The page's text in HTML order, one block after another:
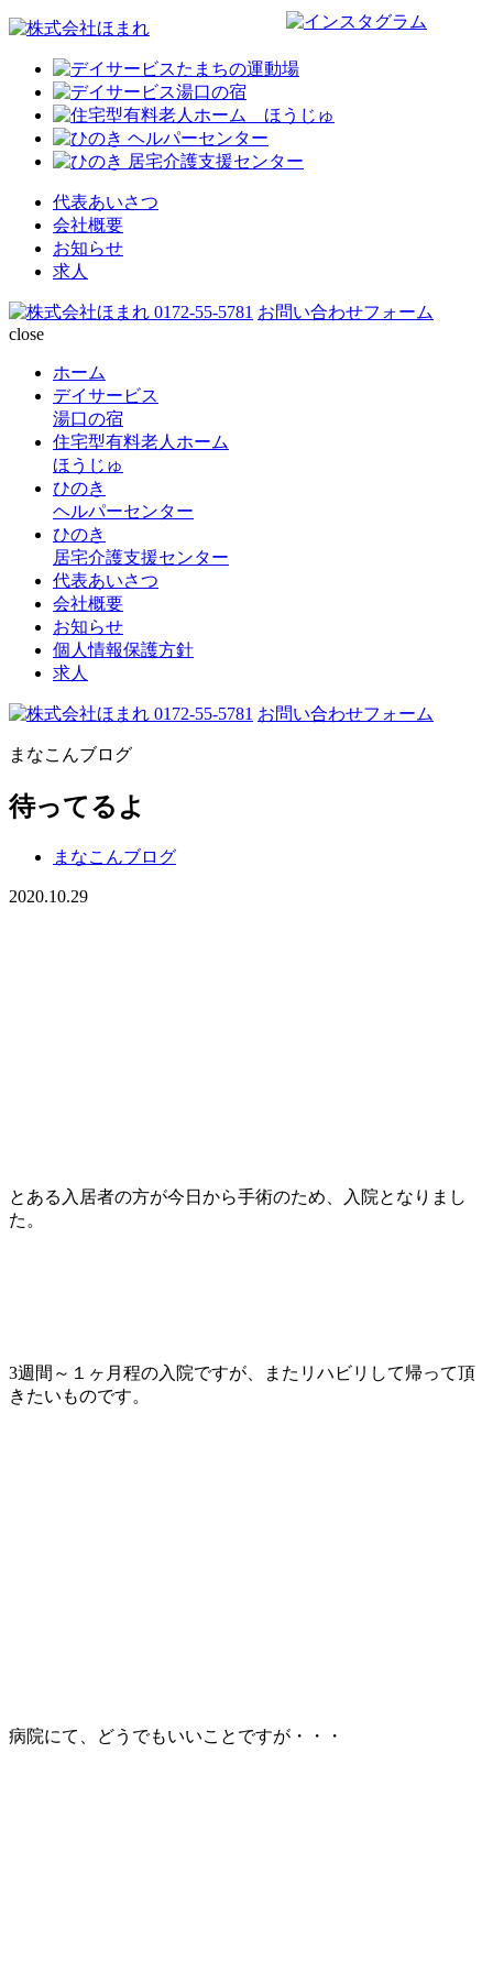
代表あいさつ
会社概要
お知らせ
求人
0172-55-5781 お問い合わせフォーム
close
ホーム
デイサービス
湯口の宿
住宅型有料老人ホーム
ほうじゅ
ひのき
ヘルパーセンター
ひのき
居宅介護支援センター
代表あいさつ
会社概要
お知らせ
個人情報保護方針
求人
0172-55-5781 お問い合わせフォーム
まなこんブログ
待ってるよ
まなこんブログ
2020.10.29
とある入居者の方が今日から手術のため、入院となりまし
た。
3週間～１ヶ月程の入院ですが、またリハビリして帰って頂
きたいものです。
病院にて、どうでもいいことですが・・・